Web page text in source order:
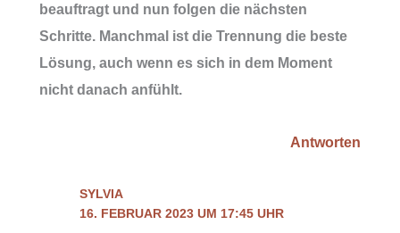
beauftragt und nun folgen die nächsten
Schritte. Manchmal ist die Trennung die beste
Lösung, auch wenn es sich in dem Moment
nicht danach anfühlt.
Antworten
SYLVIA
16. FEBRUAR 2023 UM 17:45 UHR